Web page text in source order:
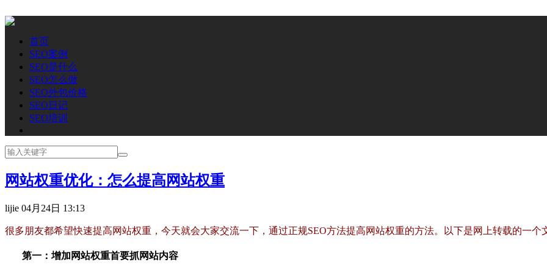
首页
SEO案例
SEO是什么
SEO怎么做
SEO外包价格
SEO日记
SEO培训
网站权重优化：怎么提高网站权重
lijie 04月24日 13:13
很多朋友都希望快速提高网站权重，今天就会大家交流一下，通过正规SEO方法提高网站权重的方法。以下是网上转载的一个
第一：增加网站权重首要抓网站内容